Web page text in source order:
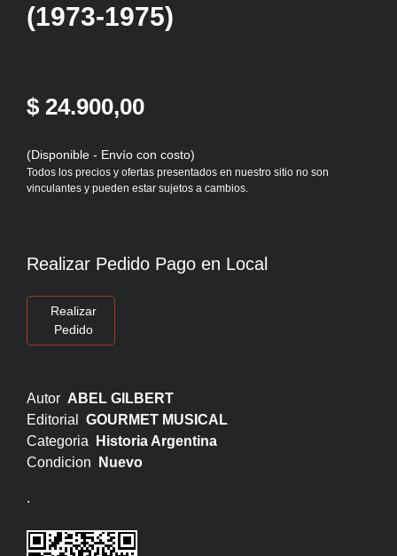
(1973-1975)
$ 24.900,00
(Disponible - Envío con costo)
Todos los precios y ofertas presentados en nuestro sitio no son
vinculantes y pueden estar sujetos a cambios.
Realizar Pedido Pago en Local
Realizar
Pedido
Autor ABEL GILBERT
Editorial GOURMET MUSICAL
Categoria
Historia Argentina
Condicion
Nuevo
.